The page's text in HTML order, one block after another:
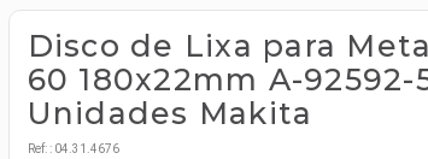
Disco de Lixa para
60 180x22mm A-92592-
Unidades Makita
Ref: : 04.31.4676